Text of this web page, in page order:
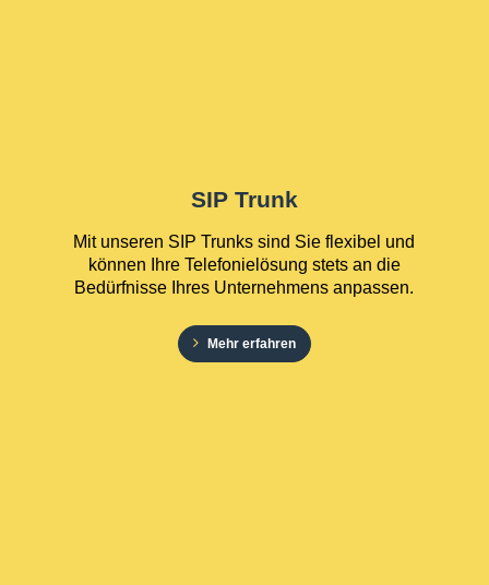
SIP Trunk
Mit unseren SIP Trunks sind Sie flexibel und
können Ihre Telefonielösung stets an die
Bedürfnisse Ihres Unternehmens anpassen.
Mehr erfahren